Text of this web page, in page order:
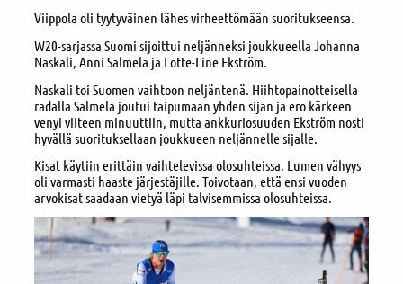
Viippola oli tyytyväinen lähes virheettömään suoritukseensa.
W20-sarjassa Suomi sijoittui neljänneksi joukkueella Johanna
Naskali, Anni Salmela ja Lotte-Line Ekström.
Naskali toi Suomen vaihtoon neljäntenä. Hiihtopainotteisella
radalla Salmela joutui taipumaan yhden sijan ja ero kärkeen
venyi viiteen minuuttiin, mutta ankkuriosuuden Ekström nosti
hyvällä suorituksellaan joukkueen neljännelle sijalle.
Kisat käytiin erittäin vaihtelevissa olosuhteissa. Lumen vähyys
oli varmasti haaste järjestäjille. Toivotaan, että ensi vuoden
arvokisat saadaan vietyä läpi talvisemmissa olosuhteissa.